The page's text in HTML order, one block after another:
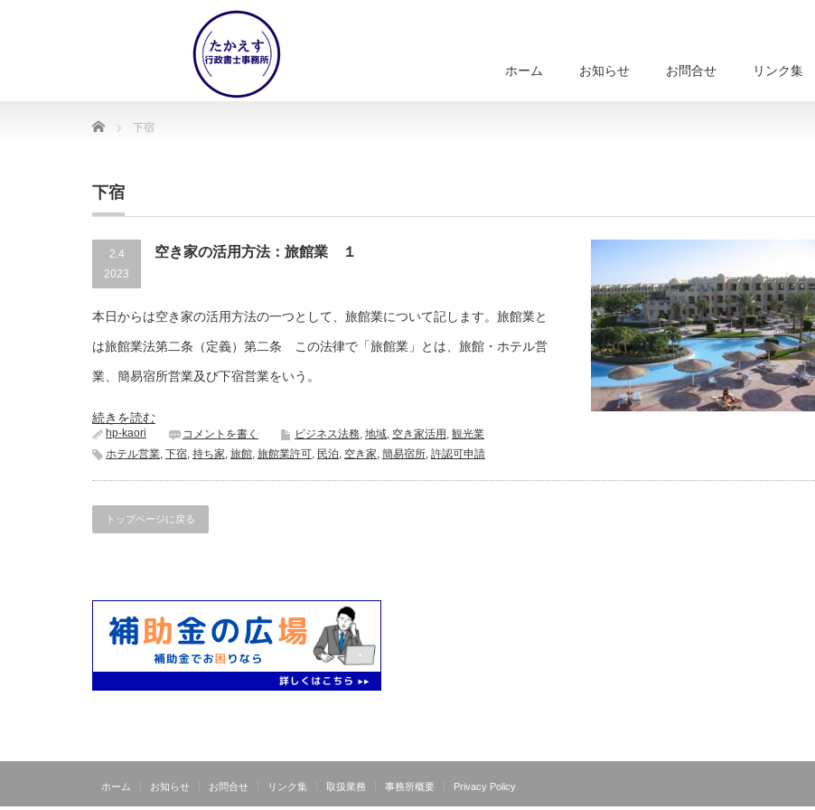
ホーム お知らせ お問合せ リンク集
Home 下宿
下宿
2.4
2023
空き家の活用方法：旅館業 １
本日からは空き家の活用方法の一つとして、旅館業について記します。旅館業と
は旅館業法第二条（定義）第二条 この法律で「旅館業」とは、旅館・ホテル営
業、簡易宿所営業及び下宿営業をいう。
続きを読む
hp-kaori コメントを書く ビジネス法務, 地域, 空き家活用 , 観光業
ホテル営業, 下宿, 持ち家, 旅館, 旅館業許可, 民泊, 空き家, 簡易宿所, 許認可申請
トップページに戻る
ホーム お知らせ お問合せ リンク集 取扱業務 事務所概要 Privacy Policy